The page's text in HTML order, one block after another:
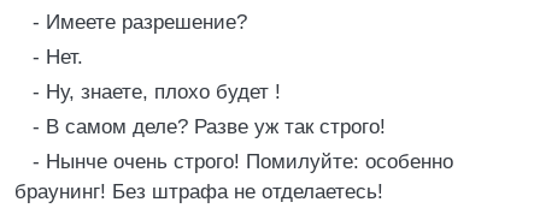
- Имеете разрешение?
- Нет.
- Ну, знаете, плохо будет !
- В самом деле? Разве уж так строго!
- Нынче очень cтpoгo! Помилуйте: особенно
браунинг! Без штрафа не отделаетесь!